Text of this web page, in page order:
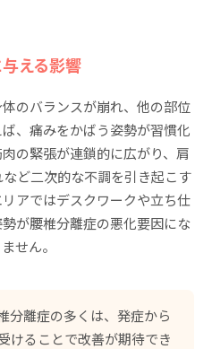
える影響
のバランスが崩れ、他の部位
、痛みをかばう姿勢が習慣化
の緊張が連鎖的に広がり、肩
ど二次的な不調を引き起こす
アではデスクワークや立ち仕
が腰椎分離症の悪化要因にな
せん。
分離症の多くは、発症から
けることで改善が期待でき